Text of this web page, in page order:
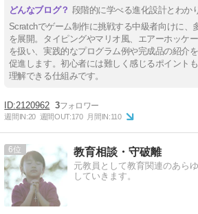
段階的に学べる進化設計とわか
Scratchでゲーム制作に挑戦する中級者向けに、
を展開。タイピングやマリオ風、エアーホッケ
を扱い、実践的なプログラム例や完成品の紹介
促進します。初心者には難しく感じるポイント
理解できる仕組みです。
2120962 3
週間IN:20 週間OUT:170 月間IN:110
6 教育相談・守破離
元教員として教育関連のあら
していきます。